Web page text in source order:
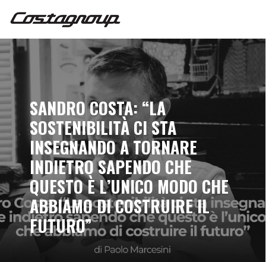
SANDRO COSTA: “LA
SOSTENIBILITÀ CI STA
INSEGNANDO A TORNARE
INDIETRO SAPENDO CHE
QUESTO È L’UNICO MODO CHE
ABBIAMO DI COSTRUIRE IL
FUTURO”